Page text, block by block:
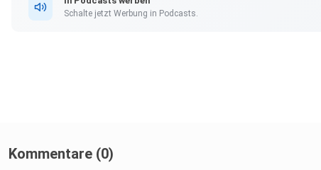
Schalte jetzt Werbung in Podcasts.
Kommentare (0)